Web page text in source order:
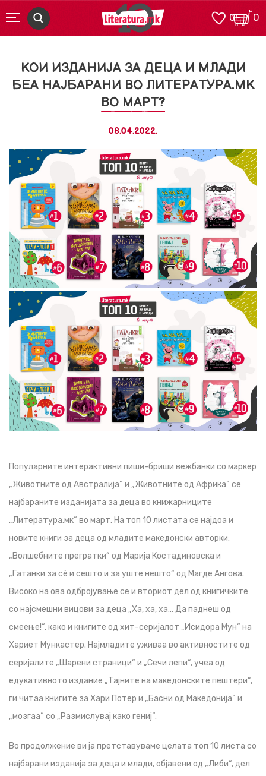
0
0
КОИ ИЗДАНИЈА ЗА ДЕЦА И МЛАДИ
БЕА НАЈБАРАНИ ВО ЛИТЕРАТУРА.МК
ВО МАРТ?
08.04.2022.
Популарните интерактивни пиши-бриши вежбанки со маркер
„Животните од Австралија“ и „Животните од Африка“ се
најбараните изданијата за деца во книжарниците
„Литература.мк“ во март. На топ 10 листата се најдоа и
новите книги за деца од младите македонски авторки:
„Волшебните прегратки“ од Марија Костадиновска и
„Гатанки за сѐ и сешто и за уште нешто“ од Магде Ангова.
Високо на ова одбројување се и вториот дел од книгичките
со најсмешни вицови за деца „Ха, ха, ха... Да паднеш од
смеење!“, како и книгите од хит-серијалот „Исидора Мун“ на
Хариет Мункастер. Најмладите уживаа во активностите од
серијалите „Шарени страници“ и „Сечи лепи“, учеа од
едукативното издание „Тајните на македонските пештери“,
ги читаа книгите за Хари Потер и „Басни од Македонија“ и
„мозгаа“ со „Размислувај како гениј“.
Во продолжение ви ја претставуваме целата топ 10 листа со
најбарани изданија за деца и млади, објавени од „Либи“, дел